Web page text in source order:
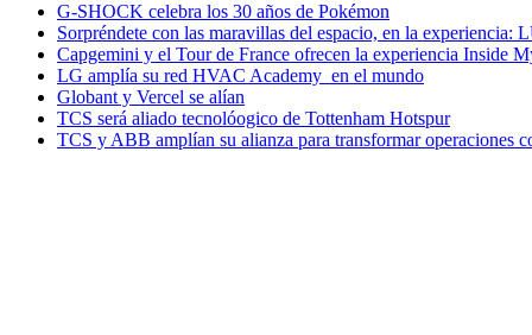
G-SHOCK celebra los 30 años de Pokémon
Sorpréndete con las maravillas del espacio, en la experiencia:
Capgemini y el Tour de France ofrecen la experiencia Inside
LG amplía su red HVAC Academy en el mundo
Globant y Vercel se alían
TCS será aliado tecnolóogico de Tottenham Hotspur
TCS y ABB amplían su alianza para transformar operaciones